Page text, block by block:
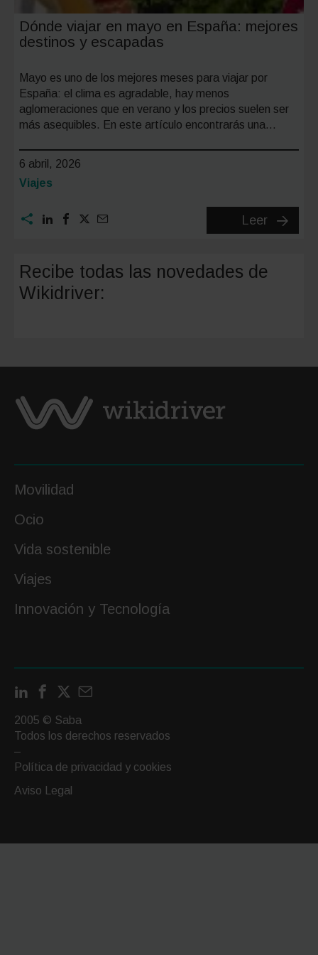
Dónde viajar en mayo en España: mejores
destinos y escapadas
Mayo es uno de los mejores meses para viajar por
España: el clima es agradable, hay menos
aglomeraciones que en verano y los precios suelen ser
más asequibles. En este artículo encontrarás una…
6 abril, 2026
Categoría:
Viajes
Leer
Dónde
Recibe todas las novedades de
Wikidriver:
Movilidad
Ocio
Vida sostenible
Viajes
Innovación y Tecnología
LinkedIn
FacebookContactar
email
2005 © Saba
Todos los derechos reservados
–
Política de privacidad y cookies
Aviso Legal